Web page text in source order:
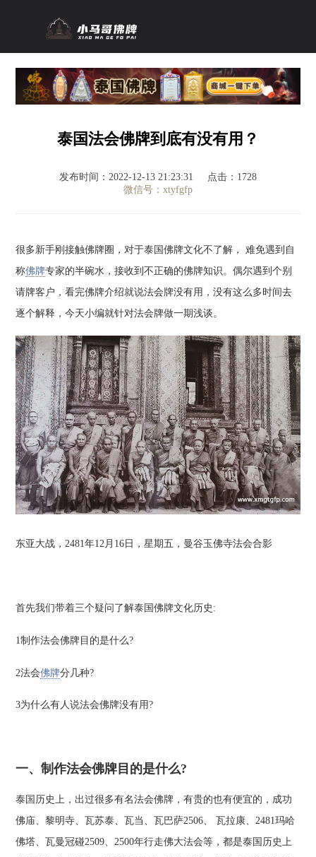
泰国法会佛牌到底有没有用？
发布时间：2022-12-13 21:23:31
点击：1728
微信号：xtyfgfp
很多新手刚接触佛牌圈，对于泰国佛牌文化不了解， 难免遇到自
称佛牌专家的半碗水，接收到不正确的佛牌知识。偶尔遇到个别
请牌客户，看完佛牌介绍就说法会牌没有用，没有这么多时间去
逐个解释，今天小编就针对法会牌做一期浅谈。
东亚大战，2481年12月16日，星期五，曼谷玉佛寺法会合影
首先我们带着三个疑问了解泰国佛牌文化历史:
1制作法会佛牌目的是什么?
2法会佛牌分几种?
3为什么有人说法会佛牌没有用?
一、制作法会佛牌目的是什么?
泰国历史上，出过很多有名法会佛牌，有贵的也有便宜的，成功
佛庙、黎明寺、瓦苏泰、瓦当、瓦巴萨2506、 瓦拉康、2481玛哈
佛塔、瓦曼冠碰2509、2500年行走佛大法会等，都是泰国历史上